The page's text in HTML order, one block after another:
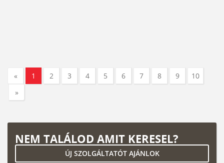
« 1 2 3 4 5 6 7 8 9
10
»
NEM TALÁLOD AMIT KERESEL?
ÚJ SZOLGÁLTATÓT AJÁNLOK